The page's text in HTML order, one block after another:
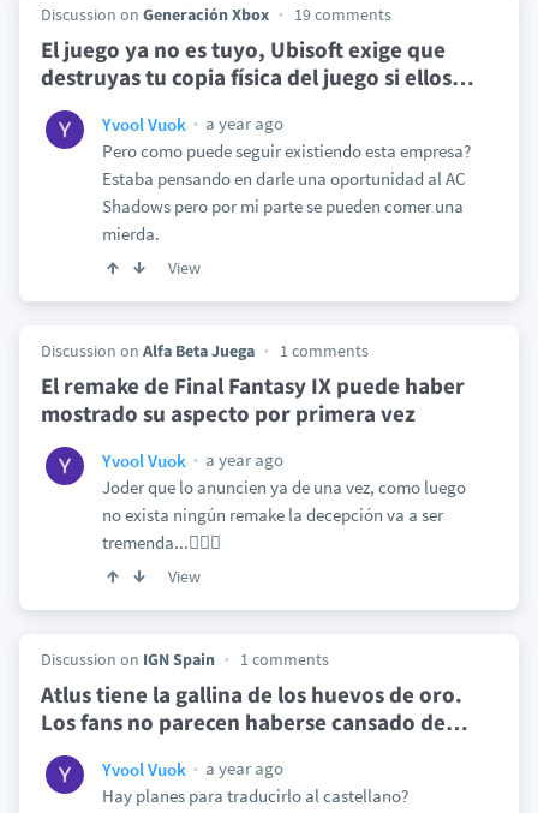
Discussion on Generación Xbox 19 comments
El juego ya no es tuyo, Ubisoft exige que
destruyas tu copia física del juego si ellos…
Yvool Vuok
a year ago
Pero como puede seguir existiendo esta empresa?
Estaba pensando en darle una oportunidad al AC
Shadows pero por mi parte se pueden comer una
mierda.
View
Discussion on Alfa Beta Juega 1 comments
El remake de Final Fantasy IX puede haber
mostrado su aspecto por primera vez
Yvool Vuok
a year ago
Joder que lo anuncien ya de una vez, como luego
no exista ningún remake la decepción va a ser
tremenda...🤦🏻‍♂️
View
Discussion on IGN Spain 1 comments
Atlus tiene la gallina de los huevos de oro.
Los fans no parecen haberse cansado de…
Yvool Vuok
a year ago
Hay planes para traducirlo al castellano?